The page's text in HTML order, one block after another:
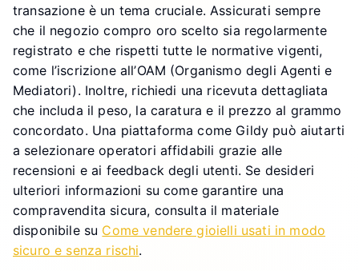
transazione è un tema cruciale. Assicurati sempre
che il negozio compro oro scelto sia regolarmente
registrato e che rispetti tutte le normative vigenti,
come l’iscrizione all’OAM (Organismo degli Agenti e
Mediatori). Inoltre, richiedi una ricevuta dettagliata
che includa il peso, la caratura e il prezzo al grammo
concordato. Una piattaforma come Gildy può aiutarti
a selezionare operatori affidabili grazie alle
recensioni e ai feedback degli utenti. Se desideri
ulteriori informazioni su come garantire una
compravendita sicura, consulta il materiale
disponibile su Come vendere gioielli usati in modo
sicuro e senza rischi.